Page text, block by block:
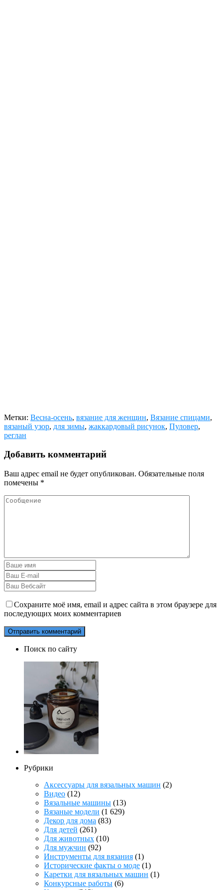
Метки: Весна-осень, вязание для женщин, Вязание спицами,
вязаный узор, для зимы, жаккардовый рисунок, Пуловер,
реглан
Добавить комментарий
Ваш адрес email не будет опубликован. Обязательные поля
помечены *
Сохраните моё имя, email и адрес сайта в этом браузере для
последующих моих комментариев
Поиск по сайту
Рубрики
Аксессуары для вязальных машин (2)
Видео (12)
Вязальные машины (13)
Вязаные модели (1 629)
Декор для дома (83)
Для детей (261)
Для животных (10)
Для мужчин (92)
Инструменты для вязания (1)
Исторические факты о моде (1)
Каретки для вязальных машин (1)
Конкурсные работы (6)